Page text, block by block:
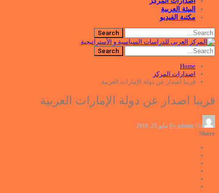
البيئة العربية
مكتبة الفيديو
Home
اصدارات المركز
قريبا اصدار عن دولة الإمارات العربية
قريبا اصدار عن دولة الإمارات العربية
By admin On مايو 25, 2018
Share